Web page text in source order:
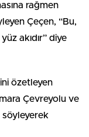
rağmen
Çeçen, “Bu,
akıdır” diye
özetleyen
Çevreyolu ve
söyleyerek